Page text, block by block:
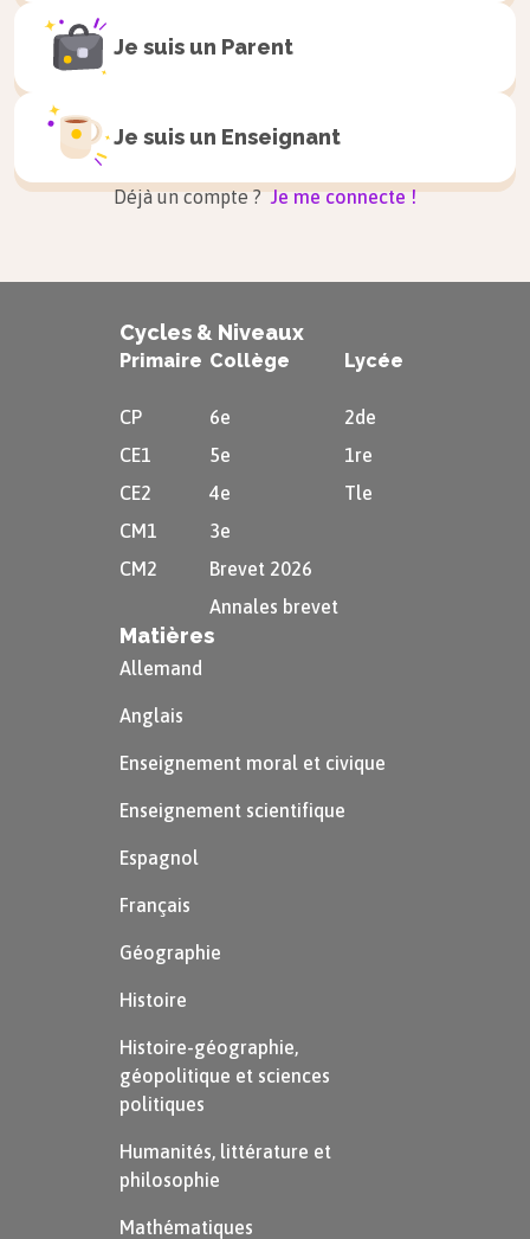
Je suis un Parent
Je suis un Enseignant
Déjà un compte ? Je me connecte !
Cycles & Niveaux
Primaire
CP
CE1
CE2
CM1
CM2
Collège
6e
5e
4e
3e
Brevet 2026
Annales brevet
Lycée
2de
1re
Tle
Matières
Allemand
Anglais
Enseignement moral et civique
Enseignement scientifique
Espagnol
Français
Géographie
Histoire
Histoire-géographie,
géopolitique et sciences
politiques
Humanités, littérature et
philosophie
Mathématiques